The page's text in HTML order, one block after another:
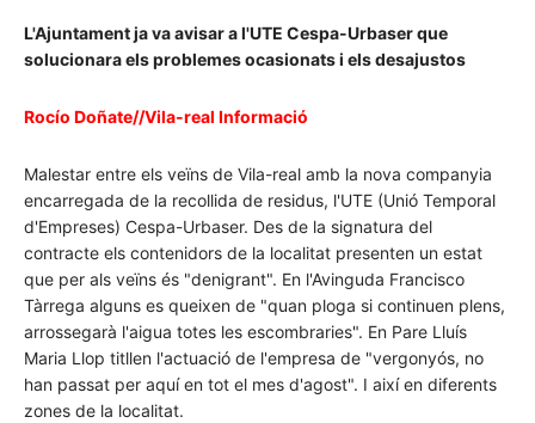
L'Ajuntament ja va avisar a l'UTE Cespa-Urbaser que
solucionara els problemes ocasionats i els desajustos
Rocío Doñate//Vila-real Informació
Malestar entre els veïns de Vila-real amb la nova companyia
encarregada de la recollida de residus, l'UTE (Unió Temporal
d'Empreses) Cespa-Urbaser. Des de la signatura del
contracte els contenidors de la localitat presenten un estat
que per als veïns és "denigrant". En l'Avinguda Francisco
Tàrrega alguns es queixen de "quan ploga si continuen plens,
arrossegarà l'aigua totes les escombraries". En Pare Lluís
Maria Llop titllen l'actuació de l'empresa de "vergonyós, no
han passat per aquí en tot el mes d'agost". I així en diferents
zones de la localitat.